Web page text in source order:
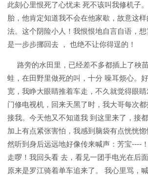
此刻心里恨死了心忧未 死不该叫我修机子
胎，他肯定知道我不会在他家歇，故意这
法。这个阴险小人！我恨恨地自言自语，
是一步步挪回去 ， 也绝不让你得逞的！
路旁的水田里，已经差不多都插上了秧
蛙，在田野里做死的叫，十分 噪耳烦心。
宽，我睁大眼睛推着车走，不久就觉得眼
门修电视机，回来天黑了时，我大哥每次
接我。今天他又不知道我 到这里来了，接
加上有点紧张害怕，我感到脑袋有点恍恍
然听到身后远远地好像传来喊声：芳宝----
走啰！我回头看 去，看见一团手电光在后
原来是罗江骑着单车追来了。 我心里骂，